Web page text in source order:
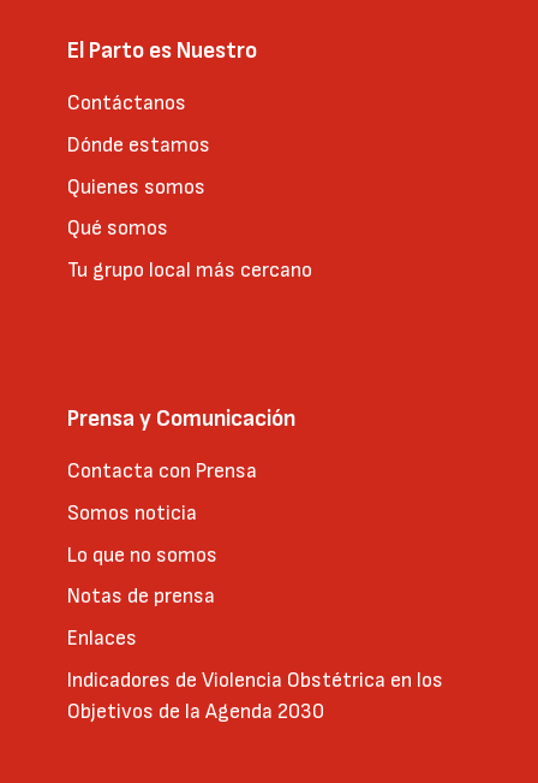
El Parto es Nuestro
Contáctanos
Dónde estamos
Quienes somos
Qué somos
Tu grupo local más cercano
Prensa y Comunicación
Contacta con Prensa
Somos noticia
Lo que no somos
Notas de prensa
Enlaces
Indicadores de Violencia Obstétrica en los
Objetivos de la Agenda 2030